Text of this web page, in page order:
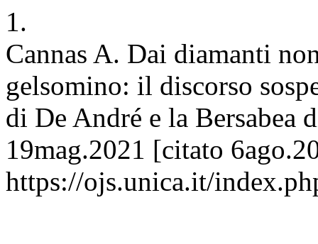
1.
Cannas A. Dai diamanti
gelsomino: il discorso
di De André e la Bersabea
19mag.2021 [citato
https://ojs.unica.it/